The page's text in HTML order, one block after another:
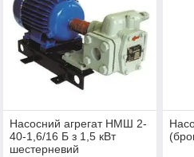
Насосний агрегат НМШ 2-
40-1,6/16 Б з 1,5 кВт
шестерневий